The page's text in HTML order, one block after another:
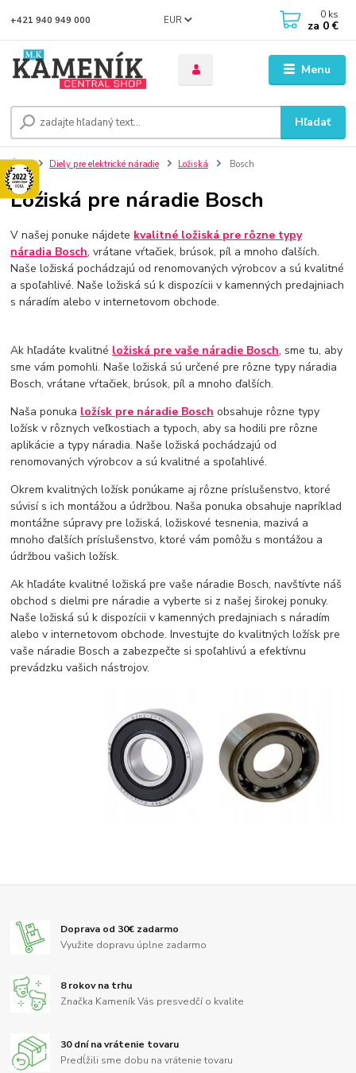
Menu
EUR
Hľadať
+421 940 949 000 0 ks
za 0 €
Úvod Diely pre elektrické náradie Ložiská Bosch
Ložiská pre náradie Bosch
V našej ponuke nájdete kvalitné ložiská pre rôzne typy
náradia Bosch, vrátane vŕtačiek, brúsok, píl a mnoho ďalších.
Naše ložiská pochádzajú od renomovaných výrobcov a sú kvalitné
a spoľahlivé. Naše ložiská sú k dispozícii v kamenných predajniach
s náradím alebo v internetovom obchode.
Ak hľadáte kvalitné ložiská pre vaše náradie Bosch, sme tu, aby
sme vám pomohli. Naše ložiská sú určené pre rôzne typy náradia
Bosch, vrátane vŕtačiek, brúsok, píl a mnoho ďalších.
Naša ponuka ložísk pre náradie Bosch obsahuje rôzne typy
ložísk v rôznych veľkostiach a typoch, aby sa hodili pre rôzne
aplikácie a typy náradia. Naše ložiská pochádzajú od
renomovaných výrobcov a sú kvalitné a spoľahlivé.
Okrem kvalitných ložísk ponúkame aj rôzne príslušenstvo, ktoré
súvisí s ich montážou a údržbou. Naša ponuka obsahuje napríklad
montážne súpravy pre ložiská, ložiskové tesnenia, mazivá a
mnoho ďalších príslušenstvo, ktoré vám pomôžu s montážou a
údržbou vašich ložísk.
Ak hľadáte kvalitné ložiská pre vaše náradie Bosch, navštívte náš
obchod s dielmi pre náradie a vyberte si z našej širokej ponuky.
Naše ložiská sú k dispozícii v kamenných predajniach s náradím
alebo v internetovom obchode. Investujte do kvalitných ložísk pre
vaše náradie Bosch a zabezpečte si spoľahlivú a efektívnu
prevádzku vašich nástrojov.
Doprava od 30€ zadarmo
Využite dopravu úplne zadarmo
8 rokov na trhu
Značka Kameník Vás presvedčí o kvalite
30 dní na vrátenie tovaru
Predĺžili sme dobu na vrátenie tovaru